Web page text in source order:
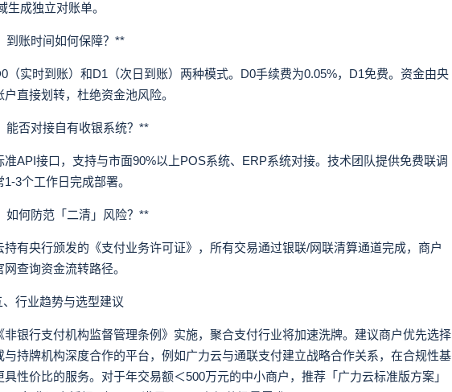
生成独立对账单。
账时间如何保障？**
实时到账）和D1（次日到账）两种模式。D0手续费为0.05%，D1免费。资金由央
直接划转，杜绝资金池风险。
否对接自有收银系统？**
接口，支持与市面90%以上POS系统、ERP系统对接。技术团队提供免费联调
3个工作日完成部署。
何防范「二清」风险？**
央行颁发的《支付业务许可证》，所有交易通过银联/网联清算通道完成，商户
查询资金流转路径。
行业趋势与选型建议
行支付机构监督管理条例》实施，聚合支付行业将加速洗牌。建议商户优先选择
与持牌机构深度合作的平台，例如广力云与通联支付建立战略合作关系，在合规性基
具性价比的服务。对于年交易额＜500万元的中小商户，推荐「广力云标准版方案」